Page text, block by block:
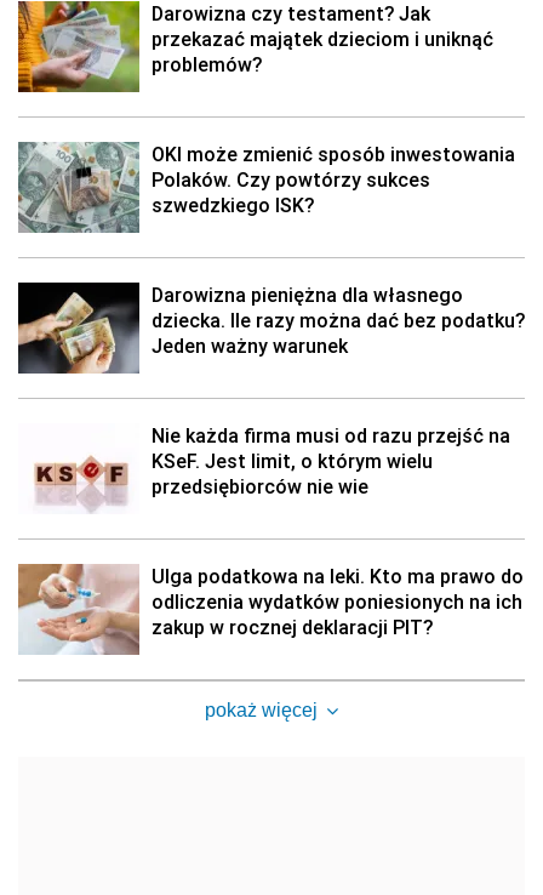
Darowizna czy testament? Jak
przekazać majątek dzieciom i uniknąć
problemów?
OKI może zmienić sposób inwestowania
Polaków. Czy powtórzy sukces
szwedzkiego ISK?
Darowizna pieniężna dla własnego
dziecka. Ile razy można dać bez podatku?
Jeden ważny warunek
Nie każda firma musi od razu przejść na
KSeF. Jest limit, o którym wielu
przedsiębiorców nie wie
Ulga podatkowa na leki. Kto ma prawo do
odliczenia wydatków poniesionych na ich
zakup w rocznej deklaracji PIT?
pokaż więcej